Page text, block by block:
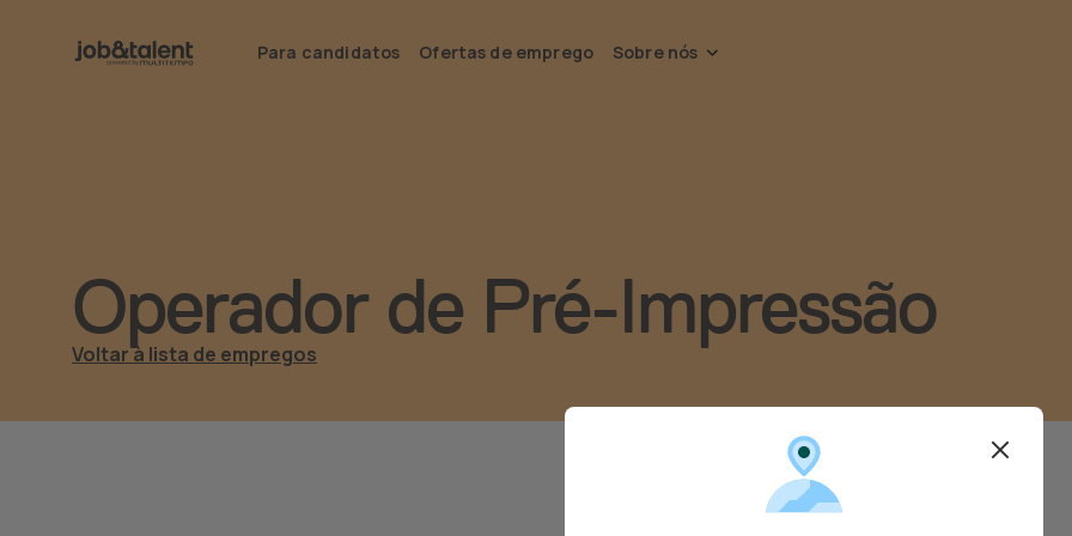
Para candidatos Ofertas de emprego Sobre nós
Operador de Pré-Impressão
Voltar à lista de empregos